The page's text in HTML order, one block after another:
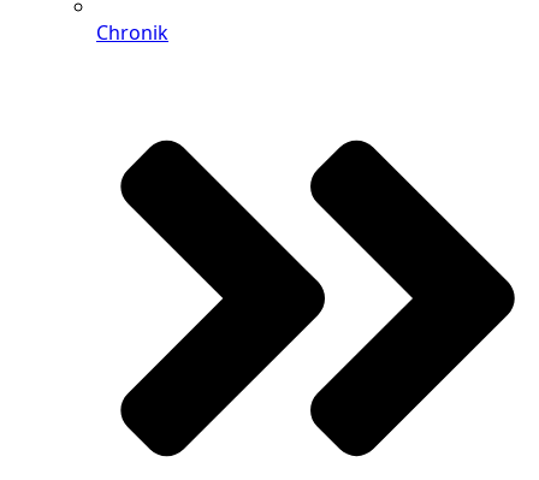
Chronik